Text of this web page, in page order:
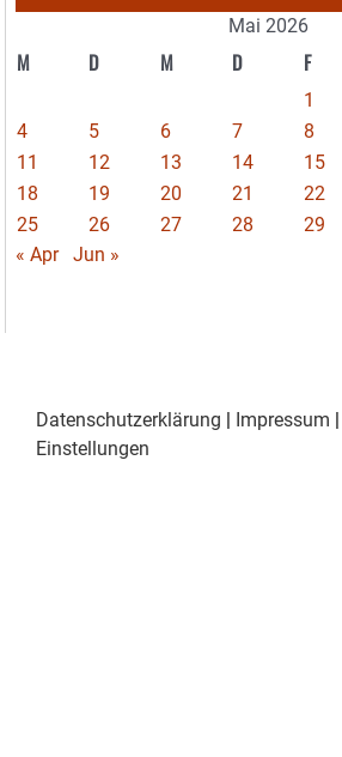
Mai 2026
M D M D F
1
4
5 6 7 8
11
12 13 14 15
18
19 20 21 22
25
26 27 28 29
« Apr
Jun »
Datenschutzerklärung | Impressum |
Einstellungen